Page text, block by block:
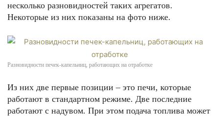
несколько разновидностей таких агрегатов.
Некоторые из них показаны на фото ниже.
Разновидности печек-капельниц, работающих на отработке
Из них две первые позиции – это печи, которые
работают в стандартном режиме. Две последние
работают с надувом. При этом подача топлива может